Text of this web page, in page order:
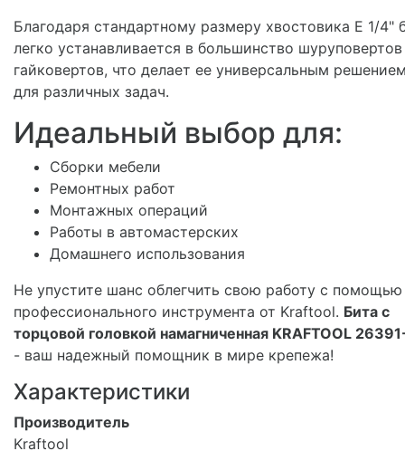
Благодаря стандартному размеру хвостовика E 1/4"
легко устанавливается в большинство
гайковертов, что делает ее универсальным
для различных задач.
Идеальный выбор для:
Сборки мебели
Ремонтных работ
Монтажных операций
Работы в автомастерских
Домашнего использования
Не упустите шанс облегчить свою работу с помощью
профессионального инструмента от Kraftool. Бита с
торцовой головкой намагниченная KRAFTOOL
- ваш надежный помощник в мире крепежа!
Характеристики
Производитель
Kraftool